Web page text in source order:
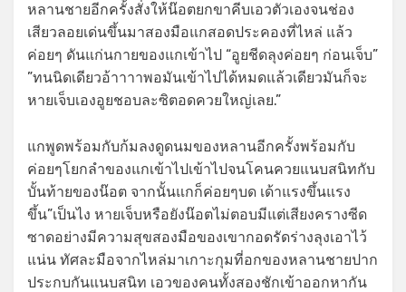
หลานชายอีกครั้งสั่งให้น๊อตยกขาคีบเอวตัวเองจนช่อง
เสียวลอยเด่นขึ้นมาสองมือแกสอดประคองที่ไหล่ แล้ว
ค่อยๆ ดันแก่นกายของแกเข้าไป “อูยชีดลุงค่อยๆ ก่อนเจ็บ”
”ทนนิดเดียวอ้าาาาพอมันเข้าไปได้หมดแล้วเดียวมันก็จะ
หายเจ็บเองอูยชอบละซิตอดควยใหญ่เลย.”
แกพูดพร้อมกับก้มลงดูดนมของหลานอีกครั้งพร้อมกับ
ค่อยๆโยกลำของแกเข้าไปเข้าไปจนโคนควยแนบสนิทกับ
บั้นท้ายของน๊อต จากนั้นแกก็ค่อยๆบด เด้าแรงขึ้นแรง
ขึ้น”เป็นไง หายเจ็บหรือยังน๊อตไม่ตอบมีแต่เสียงครางซีด
ซาดอย่างมีความสุขสองมือของเขากอดรัดร่างลุงเอาไว้
แน่น ทัศละมือจากไหล่มาเกาะกุมที่อกของหลานชายปาก
ประกบกันแนบสนิท เอวของคนทั้งสองชักเข้าออกหากัน